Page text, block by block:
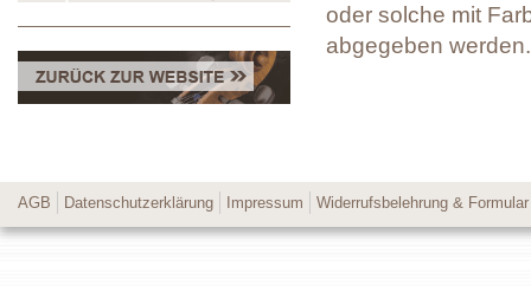
oder solche mit
abgegeben werden.
AGB Datenschutzerklärung Impressum Widerrufsbelehrung & Formular